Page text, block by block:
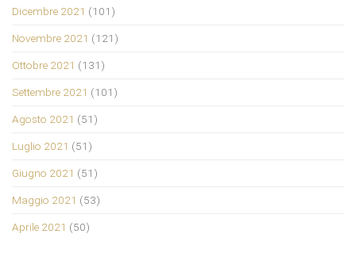
Dicembre 2021 (101)
Novembre 2021 (121)
Ottobre 2021 (131)
Settembre 2021 (101)
Agosto 2021 (51)
Luglio 2021 (51)
Giugno 2021 (51)
Maggio 2021 (53)
Aprile 2021 (50)